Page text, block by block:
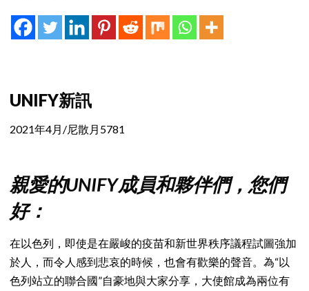
UNIFY新訊
2021年4月/尼散月5781
親愛的UNIFY成員和夥伴們，您們
好：
在以色列，即使是在嚴峻的疫苗和新世界秩序議程試圖強加
於人，而令人感到悲哀的時候，也會有歡樂的聲音。為“以
色列站立的聯合國”自豪地與大家分享，大使館成為兩位有